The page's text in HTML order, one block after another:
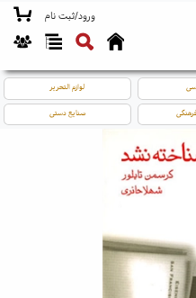
ورود/ثبت نام
لوازم التحریر
صنایع دستی